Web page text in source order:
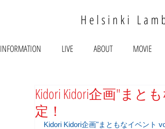
Helsinki
INFORMATION LIVE ABOUT MOVIE
Kidori Kidori企画"まと
定！
Kidori Kidori企画"まともなイベント